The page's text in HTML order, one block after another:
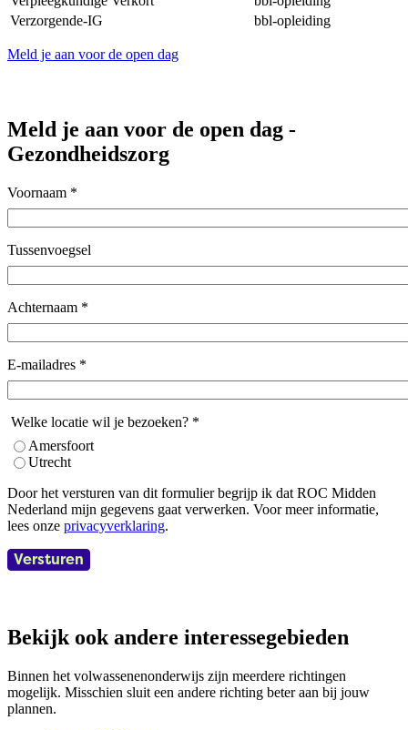
Verzorgende-IG
bbl-opleiding
Meld je aan voor de open dag
Meld je aan voor de open dag -
Gezondheidszorg
Voornaam *
Tussenvoegsel
Achternaam *
E-mailadres *
locatiekeuze
1
Welke locatie wil je bezoeken? *
Amersfoort
Utrecht
Door het versturen van dit formulier begrijp ik dat ROC Midden
Nederland mijn gegevens gaat verwerken. Voor meer informatie,
lees onze privacyverklaring.
Versturen
Bekijk ook andere interessegebieden
Binnen het volwassenenonderwijs zijn meerdere richtingen
mogelijk. Misschien sluit een andere richting beter aan bij jouw
plannen.